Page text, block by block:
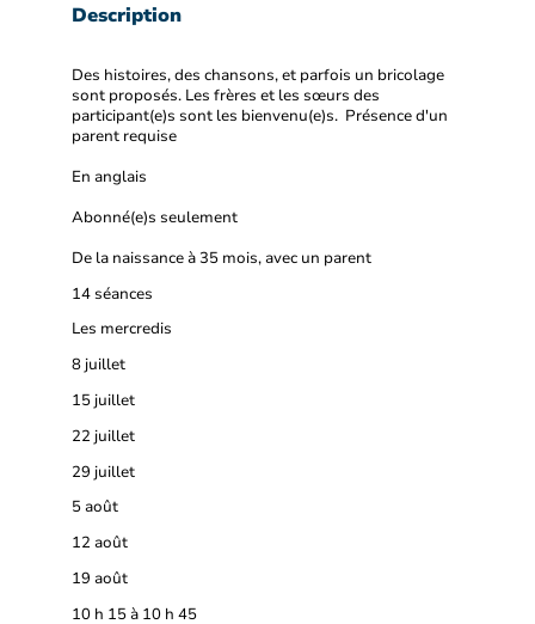
Description
Des histoires, des chansons, et parfois un bricolage
sont proposés. Les frères et les sœurs des
participant(e)s sont les bienvenu(e)s. Présence d'un
parent requise
En anglais
Abonné(e)s seulement
De la naissance à 35 mois, avec un parent
14 séances
Les mercredis
8 juillet
15 juillet
22 juillet
29 juillet
5 août
12 août
19 août
10 h 15 à 10 h 45